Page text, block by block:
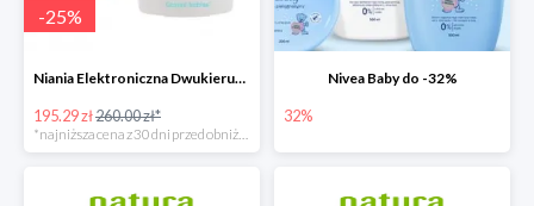
-25%
Niania Elektroniczna Dwukierunkowa
195.29 zł260.00 zł*
Nivea Baby do -32%
32%